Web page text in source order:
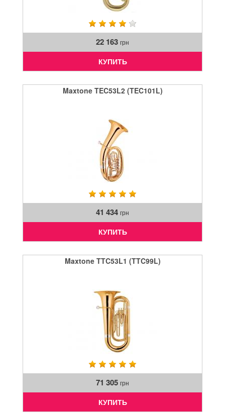
22 163 грн
КУПИТЬ
Maxtone TEC53L2 (TEC101L)
41 434 грн
КУПИТЬ
Maxtone TTC53L1 (TTC99L)
71 305 грн
КУПИТЬ